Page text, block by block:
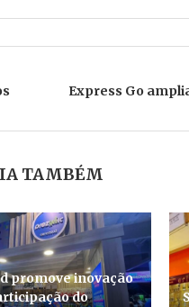
Express Go
TAMBÉM
promove inovação
do